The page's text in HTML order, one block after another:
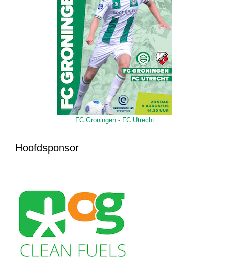
FC Groningen - FC Utrecht
Hoofdsponsor